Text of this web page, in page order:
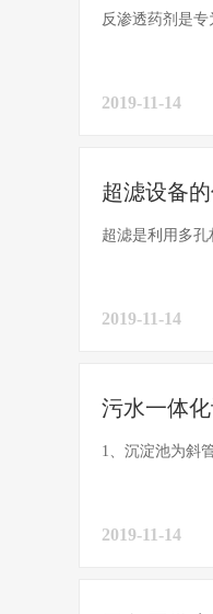
反渗透药剂是
2019-11-14
超滤设备
超滤是利用多
2019-11-14
污水一体
1、沉淀池为斜
2019-11-14